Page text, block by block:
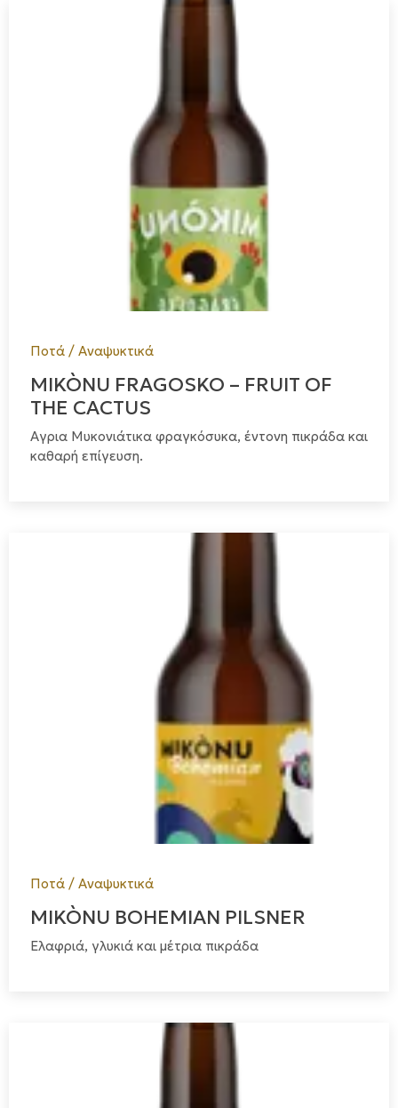
Ποτά / Αναψυκτικά
MIKÒNU FRAGOSKO – FRUIT OF
THE CACTUS
Αγρια Μυκονιάτικα φραγκόσυκα, έντονη πικράδα και
καθαρή επίγευση.
Ποτά / Αναψυκτικά
MIKÒNU BOHEMIAN PILSNER
Ελαφριά, γλυκιά και μέτρια πικράδα